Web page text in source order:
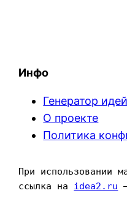
Инфо
Генератор идей
О проекте
Политика
При использовании
ссылка на idea2.ru